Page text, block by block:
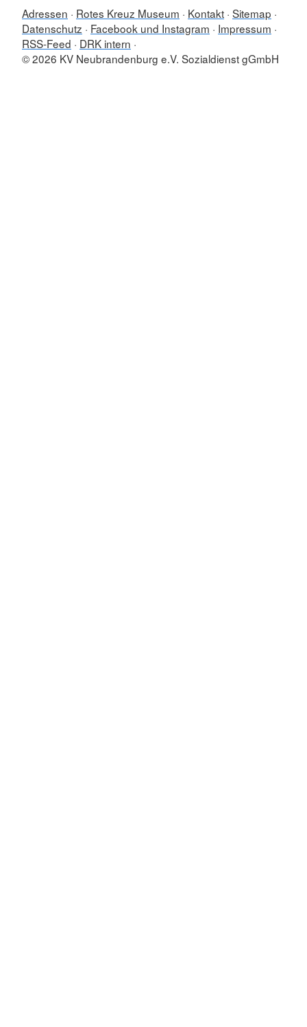
Adressen Rotes Kreuz Museum Kontakt Sitemap
Datenschutz
Facebook und Instagram
Impressum
RSS-Feed
DRK intern
© 2026 KV Neubrandenburg e.V. Sozialdienst gGmbH